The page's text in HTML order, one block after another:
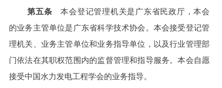
第五条 本会登记管理机关是广东省民政厅，本会
的业务主管单位是广东省科学技术协会。本会接受登记管
理机关、业务主管单位和业务指导单位，以及行业管理部
门依法在其职权范围内的监督管理和指导服务。本会自愿
接受中国水力发电工程学会的业务指导。